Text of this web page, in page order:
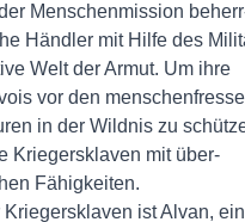
Men­schen­mis­si­on
Händ­ler mit Hil­fe des
Welt der Armut. Um ihre
vor den
in der Wild­nis zu
Krie­ger­skla­ven mit über­
Fähig­kei­ten.
Krie­ger­skla­ven ist Alvan, ein